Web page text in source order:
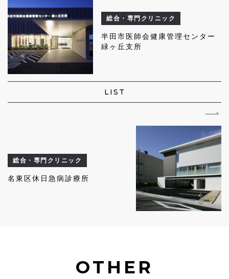
総合・専門クリニック
半田市医師会健康管理センター
緑ヶ丘支所
LIST
総合・専門クリニック
名東区休日急病診療所
OTHER